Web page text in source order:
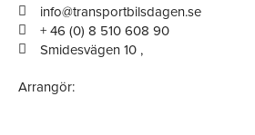
info@transportbilsdagen.se
+ 46 (0) 8 510 608 90
Smidesvägen 10 ,
Arrangör: